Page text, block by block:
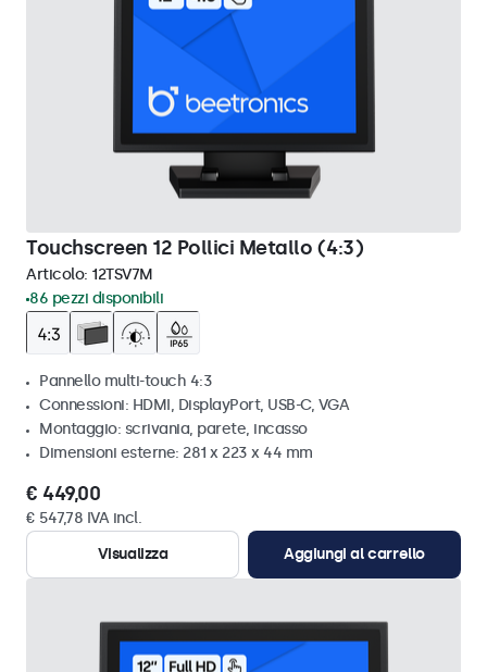
Touchscreen 12 Pollici Metallo (4:3)
Articolo: 12TSV7M
86 pezzi disponibili
Pannello multi-touch 4:3
Connessioni: HDMI, DisplayPort, USB-C, VGA
Montaggio: scrivania, parete, incasso
Dimensioni esterne: 281 x 223 x 44 mm
€ 449,00
€ 547,78 IVA incl.
Visualizza
Aggiungi al carrello